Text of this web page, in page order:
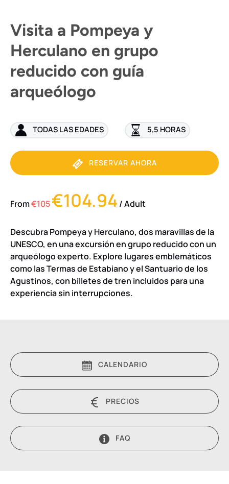
Visita a Pompeya y
Herculano en grupo
reducido con guía
arqueólogo
TODAS LAS EDADES 5,5 HORAS
RESERVAR AHORA
From€105€104.94 / Adult
Descubra Pompeya y Herculano, dos maravillas de la
UNESCO, en una excursión en grupo reducido con un
arqueólogo experto. Explore lugares emblemáticos
como las Termas de Estabiano y el Santuario de los
Agustinos, con billetes de tren incluidos para una
experiencia sin interrupciones.
CALENDARIO
PRECIOS
FAQ